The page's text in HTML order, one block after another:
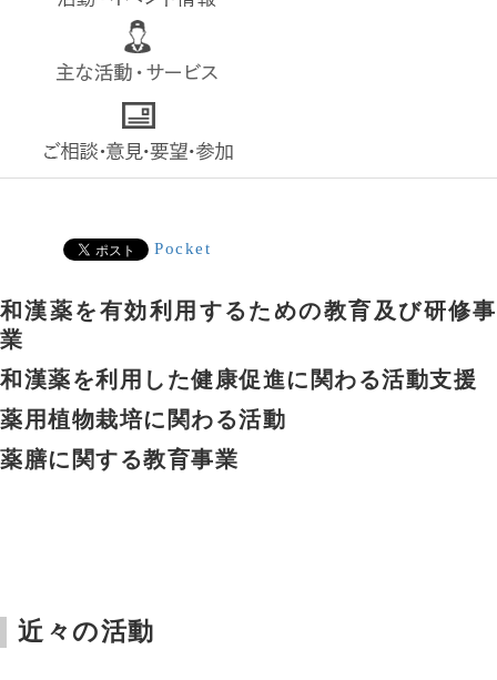
contact
Pocket
和漢薬を有効利用するための教育及び研修事
業
和漢薬を利用した健康促進に関わる活動支援
薬用植物栽培に関わる活動
薬膳に関する教育事業
近々の活動